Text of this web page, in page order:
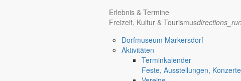
Erlebnis & Termine
Freizeit, Kultur & Tourismus
Dorfmuseum Markersdorf
Aktivitäten
Terminkalender
Feste, Ausstellungen,
Öffnungszeiten Rathaus